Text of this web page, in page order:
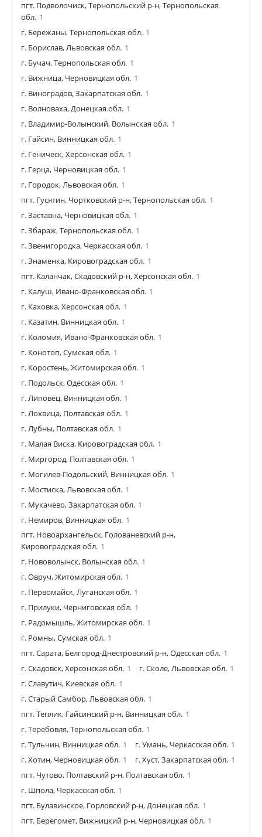
пгт. Подволочиск, Тернопольский р-н, Тернопольская
обл. 1
г. Бережаны, Тернопольская обл. 1
г. Борислав, Львовская обл. 1
г. Бучач, Тернопольская обл. 1
г. Вижница, Черновицкая обл. 1
г. Виноградов, Закарпатская обл. 1
г. Волноваха, Донецкая обл. 1
г. Владимир-Волынский, Волынская обл. 1
г. Гайсин, Винницкая обл. 1
г. Геническ, Херсонская обл. 1
г. Герца, Черновицкая обл. 1
г. Городок, Львовская обл. 1
пгт. Гусятин, Чортковский р-н, Тернопольская обл. 1
г. Заставна, Черновицкая обл. 1
г. Збараж, Тернопольская обл. 1
г. Звенигородка, Черкасская обл. 1
г. Знаменка, Кировоградская обл. 1
пгт. Каланчак, Скадовский р-н, Херсонская обл. 1
г. Калуш, Ивано-Франковская обл. 1
г. Каховка, Херсонская обл. 1
г. Казатин, Винницкая обл. 1
г. Коломия, Ивано-Франковская обл. 1
г. Конотоп, Сумская обл. 1
г. Коростень, Житомирская обл. 1
г. Подольск, Одесская обл. 1
г. Липовец, Винницкая обл. 1
г. Лохвица, Полтавская обл. 1
г. Лубны, Полтавская обл. 1
г. Малая Виска, Кировоградская обл. 1
г. Миргород, Полтавская обл. 1
г. Могилев-Подольский, Винницкая обл. 1
г. Мостиска, Львовская обл. 1
г. Мукачево, Закарпатская обл. 1
г. Немиров, Винницкая обл. 1
пгт. Новоархангельск, Голованевский р-н,
Кировоградская обл. 1
г. Нововолынск, Волынская обл. 1
г. Овруч, Житомирская обл. 1
г. Первомайск, Луганская обл. 1
г. Прилуки, Черниговская обл. 1
г. Радомышль, Житомирская обл. 1
г. Ромны, Сумская обл. 1
пгт. Сарата, Белгород-Днестровский р-н, Одесская обл. 1
г. Скадовск, Херсонская обл. 1 г. Сколе, Львовская обл. 1
г. Славутич, Киевская обл. 1
г. Старый Самбор, Львовская обл. 1
пгт. Теплик, Гайсинский р-н, Винницкая обл. 1
г. Теребовля, Тернопольская обл. 1
г. Тульчин, Винницкая обл. 1 г. Умань, Черкасская обл. 1
г. Хотин, Черновицкая обл. 1 г. Хуст, Закарпатская обл. 1
пгт. Чутово, Полтавский р-н, Полтавская обл. 1
г. Шпола, Черкасская обл. 1
пгт. Булавинское, Горловский р-н, Донецкая обл. 1
пгт. Берегомет, Вижницкий р-н, Черновицкая обл. 1